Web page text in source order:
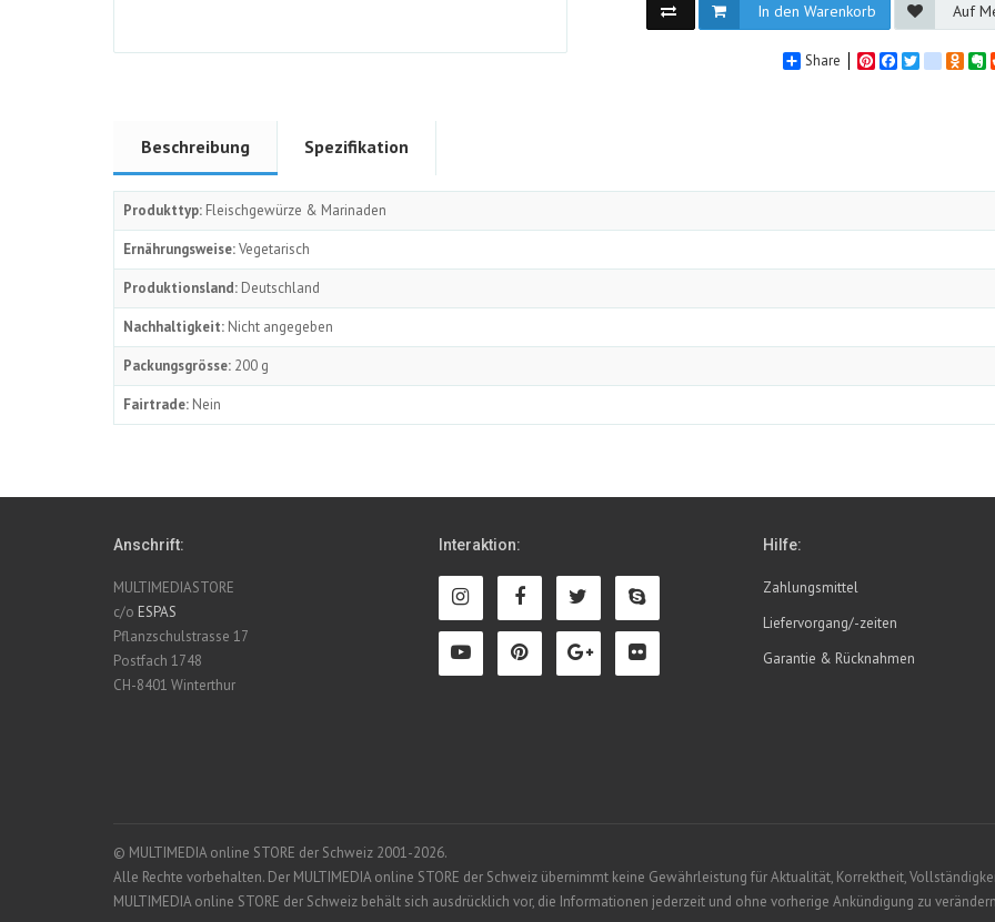
In den Warenkorb Auf
Share PinterestFacebook
Twitter
Beschreibung Spezifikation
Produkttyp: Fleischgewürze & Marinaden
Ernährungsweise:Vegetarisch
Produktionsland: Deutschland
Nachhaltigkeit: Nicht angegeben
Packungsgrösse: 200 g
Fairtrade: Nein
Anschrift:
MULTIMEDIASTORE
c/o ESPAS
Pflanzschulstrasse 17
Postfach 1748
CH-8401 Winterthur
Interaktion: Hilfe:
Zahlungsmittel
Liefervorgang/-zeiten
Garantie & Rücknahmen
© MULTIMEDIA online STORE der Schweiz 2001-2026.
Alle Rechte vorbehalten. Der MULTIMEDIA online STORE der Schweiz übernimmt keine Gewährleistung für Aktualität, Korrektheit,
MULTIMEDIA online STORE der Schweiz behält sich ausdrücklich vor, die Informationen jederzeit und ohne vorherige Ankündigung zu